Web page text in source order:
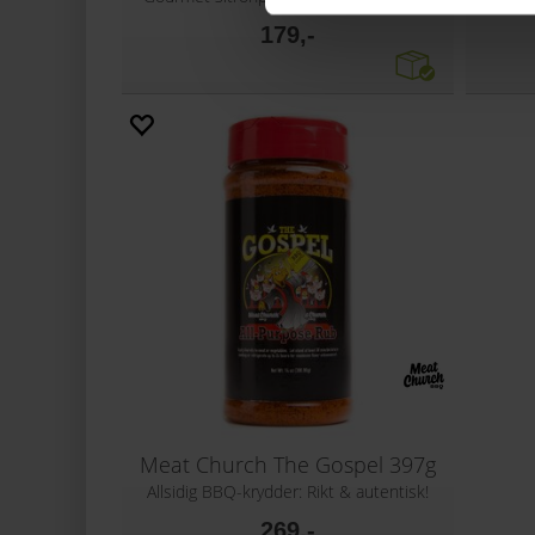
179,-
Meat Church The Gospel 397g
Allsidig BBQ-krydder: Rikt & autentisk!
269,-